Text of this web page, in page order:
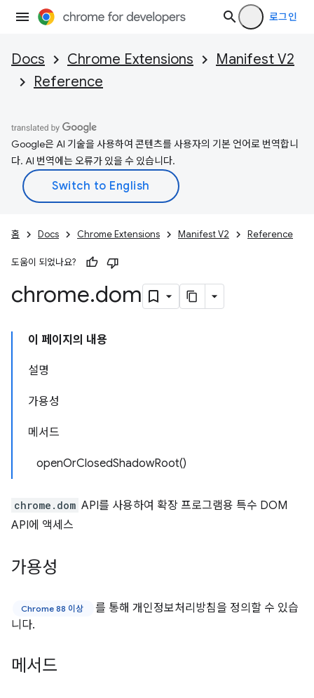
로그인
Docs Chrome Extensions
Manifest V2
Reference
Google은 AI 기술을 사용하여 콘텐츠를 사용자의 기본 언어로 번역합니
다. AI 번역에는 오류가 있을 수 있습니다.
홈 Docs Chrome Extensions Manifest V2 Reference
도움이 되었나요?
chrome.dom
이 페이지의 내용
설명
가용성
메서드
openOrClosedShadowRoot()
chrome.dom API를 사용하여 확장 프로그램용 특수 DOM
API에 액세스
가용성
Chrome 88 이상
를 통해 개인정보처리방침을 정의할 수 있습
니다.
메서드